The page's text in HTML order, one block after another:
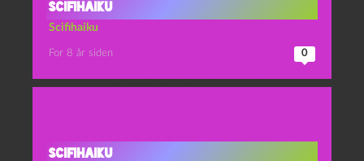
Scifihaiku
Scifihaiku
For 8 år siden 0
Scifihaiku